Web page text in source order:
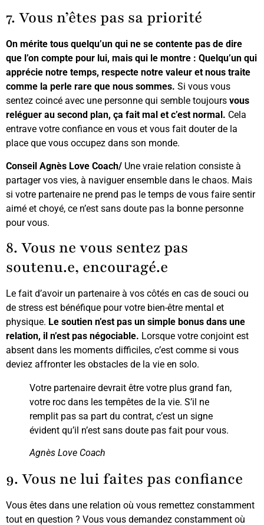
7. Vous n’êtes pas sa priorité
On mérite tous quelqu’un qui ne se contente pas de dire
que l’on compte pour lui, mais qui le montre : Quelqu’un qui
apprécie notre temps, respecte notre valeur et nous traite
comme la perle rare que nous sommes. Si vous vous
sentez coincé avec une personne qui semble toujours vous
reléguer au second plan, ça fait mal et c’est normal. Cela
entrave votre confiance en vous et vous fait douter de la
place que vous occupez dans son monde.
Conseil Agnès Love Coach/ Une vraie relation consiste à
partager vos vies, à naviguer ensemble dans le chaos. Mais
si votre partenaire ne prend pas le temps de vous faire sentir
aimé et choyé, ce n’est sans doute pas la bonne personne
pour vous.
8. Vous ne vous sentez pas
soutenu.e, encouragé.e
Le fait d’avoir un partenaire à vos côtés en cas de souci ou
de stress est bénéfique pour votre bien-être mental et
physique. Le soutien n’est pas un simple bonus dans une
relation, il n’est pas négociable. Lorsque votre conjoint est
absent dans les moments difficiles, c’est comme si vous
deviez affronter les obstacles de la vie en solo.
Votre partenaire devrait être votre plus grand fan,
votre roc dans les tempêtes de la vie. S’il ne
remplit pas sa part du contrat, c’est un signe
évident qu’il n’est sans doute pas fait pour vous.
Agnès Love Coach
9. Vous ne lui faites pas confiance
Vous êtes dans une relation où vous remettez constamment
tout en question ? Vous vous demandez constamment où